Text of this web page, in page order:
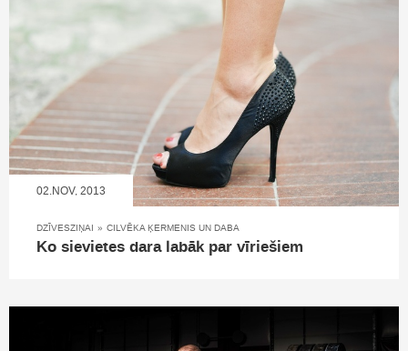
02.NOV, 2013
DZĪVESZIŅAI » CILVĒKA ĶERMENIS UN DABA
Ko sievietes dara labāk par vīriešiem